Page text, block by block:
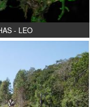
- LEO